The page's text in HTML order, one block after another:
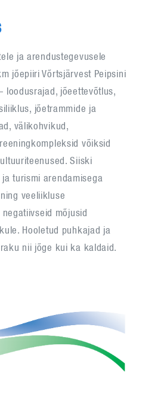
ja arendustegevusele
jõepiiri Võrtsjärvest Peipsini
jõeettevõtlus,
jõetrammide ja
välikohvikud,
võiksid
Siiski
turismi arendamisega
veeliikluse
mõjusid
Hooletud puhkajad ja
nii jõge kui ka kaldaid.